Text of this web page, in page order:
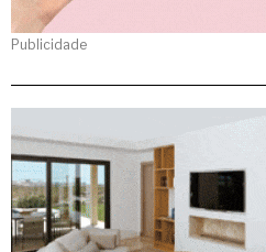
Publicidade